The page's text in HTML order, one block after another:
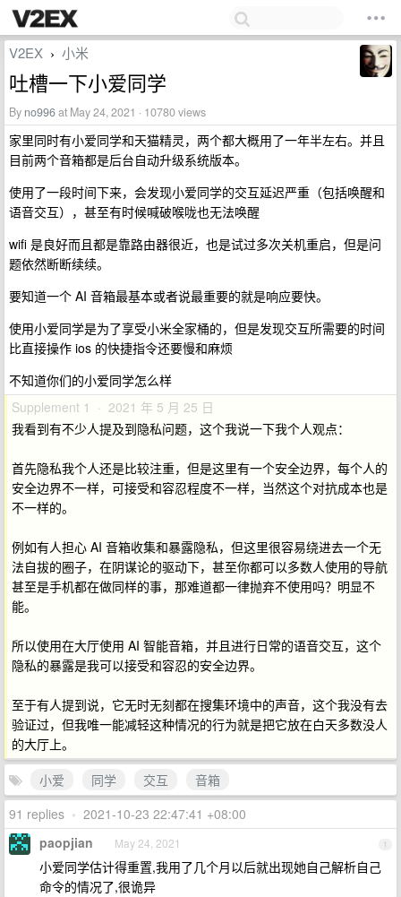
V2EX › 小米
吐槽一下小爱同学
By no996at May 24, 2021 · 10780 views
家里同时有小爱同学和天猫精灵，两个都大概用了一年半左右。并且
目前两个音箱都是后台自动升级系统版本。
使用了一段时间下来，会发现小爱同学的交互延迟严重（包括唤醒和
语音交互），甚至有时候喊破喉咙也无法唤醒
wifi 是良好而且都是靠路由器很近，也是试过多次关机重启，但是问
题依然断断续续。
要知道一个 AI 音箱最基本或者说最重要的就是响应要快。
使用小爱同学是为了享受小米全家桶的，但是发现交互所需要的时间
比直接操作 ios 的快捷指令还要慢和麻烦
不知道你们的小爱同学怎么样
Supplement 1 · 2021 年 5 月 25 日
我看到有不少人提及到隐私问题，这个我说一下我个人观点：
首先隐私我个人还是比较注重，但是这里有一个安全边界，每个人的
安全边界不一样，可接受和容忍程度不一样，当然这个对抗成本也是
不一样的。
例如有人担心 AI 音箱收集和暴露隐私，但这里很容易绕进去一个无
法自拔的圈子，在阴谋论的驱动下，甚至你都可以多数人使用的导航
甚至是手机都在做同样的事，那难道都一律抛弃不使用吗？明显不
能。
所以使用在大厅使用 AI 智能音箱，并且进行日常的语音交互，这个
隐私的暴露是我可以接受和容忍的安全边界。
至于有人提到说，它无时无刻都在搜集环境中的声音，这个我没有去
验证过，但我唯一能减轻这种情况的行为就是把它放在白天多数没人
的大厅上。
小爱
同学 交互
音箱
91 replies • 2021-10-23 22:47:41 +08:00
1
paopjian May 24, 2021
小爱同学估计得重置,我用了几个月以后就出现她自己解析自己
命令的情况了,很诡异